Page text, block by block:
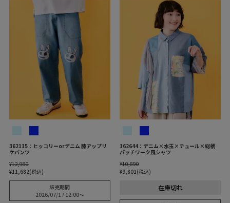
362115：ヒッコリーorデニム 膝アップリ
ケパンツ
¥12,980
¥11,682 税込
販売期間
2026/07/17 12:00〜
162644：デニム×水玉×チュール×総柄
パッチワーク風シャツ
¥10,890
¥9,801 税込
在庫切れ